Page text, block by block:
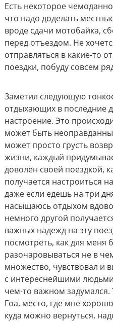
Есть некоторое
что надо доделать
вроде сдачи мотобайка,
перед отъездом. Не
отправляться в какие-то
поездки, побуду совсем
Заметил следующую
отдыхающих в последние
настроение. Это
может быть
может просто грусть
жизни, каждый
доволен своей поездкой,
получается настроиться
даже если едешь на три
насыщаюсь отдыхом
немного другой
важных надежд на эту
посмотреть, как для меня
разочаровываться не в
множество, чувствовал и
с интереснейшими
чем-то важном задумался.
Гоа, место, где мне
куда можно вернуться,